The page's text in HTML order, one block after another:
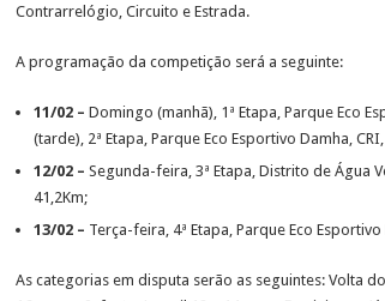
Contrarrelógio, Circuito e Estrada.
A programação da competição será a seguinte:
11/02 – Domingo (manhã), 1ª Etapa, Parque Eco
(tarde), 2ª Etapa, Parque Eco Esportivo Damha,
12/02 – Segunda-feira, 3ª Etapa, Distrito de Água
41,2Km;
13/02 – Terça-feira, 4ª Etapa, Parque Eco
As categorias em disputa serão as seguintes: Volta